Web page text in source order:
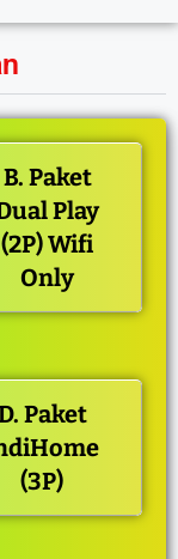
B. Paket
Play
(2P) Wifi
Only
Paket
(3P)